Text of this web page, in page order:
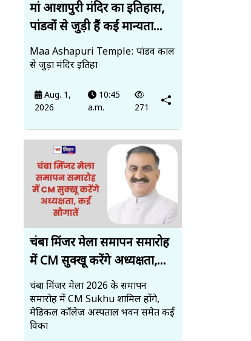
मां आशापुरी मंदिर का इतिहास,
पांडवों से जुड़ी हैं कई मान्यता...
Maa Ashapuri Temple: पांडव काल
से जुड़ा मंदिर इतिहा
Aug. 1,
2026
10:45
a.m.
271
चंबा मिंजर मेला समापन समारोह
में CM सुक्खू करेंगे अध्यक्षता,...
चंबा मिंजर मेला 2026 के समापन
समारोह में CM Sukhu शामिल होंगे,
मेडिकल कॉलेज अस्पताल भवन समेत कई
विका